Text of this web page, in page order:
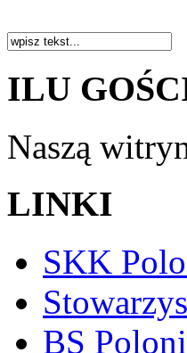
ILU
Naszą
LINKI
SKK
BS